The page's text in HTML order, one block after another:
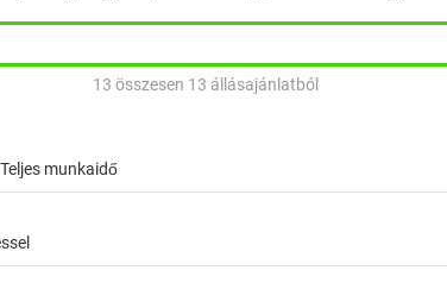
13 összesen 13 állásajánlatból
Bad Feilnbach, Állásazonosító:
Teljes munkaidő
Westerham, Állásazonosító: 4d7e13dc-f58a-